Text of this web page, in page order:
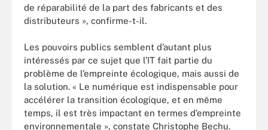
de réparabilité de la part des fabricants et des
distributeurs », confirme-t-il.
Les pouvoirs publics semblent d’autant plus
intéressés par ce sujet que l’IT fait partie du
problème de l’empreinte écologique, mais aussi de
la solution. « Le numérique est indispensable pour
accélérer la transition écologique, et en même
temps, il est très impactant en termes d’empreinte
environnementale », constate Christophe Bechu.